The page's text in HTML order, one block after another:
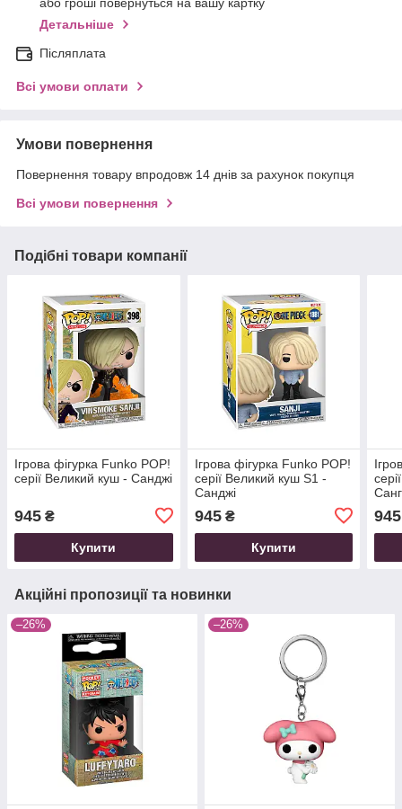
або гроші повернуться на вашу картку
Детальніше
Післяплата
Всі умови оплати
Умови повернення
Повернення товару впродовж 14 днів за рахунок покупця
Всі умови повернення
Подібні товари компанії
Ігрова фігурка Funko POP!
cерії Великий куш - Санджі
945 ₴
Купити
Ігрова фігурка Funko POP!
серії Великий куш S1 -
Санджі
945₴
Купити
945
Акційні пропозиції та новинки
–26% –26%